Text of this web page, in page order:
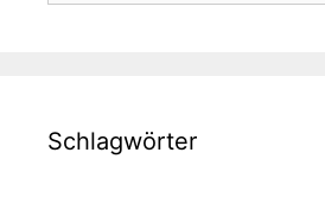
Schlagwörter